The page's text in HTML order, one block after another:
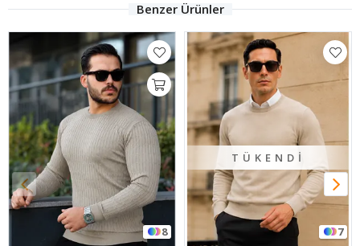
Benzer Ürünler
8
TÜKENDI
7